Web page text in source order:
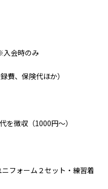
会時のみ
、保険代ほか）
を徴収（1000円～）
ォーム２セット・練習着